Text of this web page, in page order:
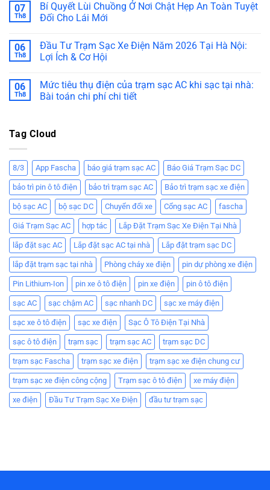
07
Th8
Bí Quyết Lùi Chuồng Ở Nơi Chật Hẹp An Toàn Tuyệt
Đối Cho Lái Mới
06
Th8
Đầu Tư Trạm Sạc Xe Điện Năm 2026 Tại Hà Nội:
Lợi Ích & Cơ Hội
06
Th8
Mức tiêu thụ điện của trạm sạc AC khi sạc tại nhà:
Bài toán chi phí chi tiết
Tag Cloud
8/3 App Fascha báo giá trạm sạc AC Báo Giá Trạm Sạc DC
bảo trì pin ô tô điện bảo trì trạm sạc AC Bảo trì trạm sạc xe điện
bộ sạc AC bộ sạc DC Chuyển đổi xe Cổng sạc AC fascha
Giá Trạm Sạc AC hợp tác Lắp Đặt Trạm Sạc Xe Điện Tại Nhà
lắp đặt sạc AC Lắp đặt sạc AC tại nhà Lắp đặt trạm sạc DC
lắp đặt trạm sạc tại nhà Phòng cháy xe điện pin dự phòng xe điện
Pin Lithium-Ion pin xe ô tô điện pin xe điện pin ô tô điện
sạc AC sạc chậm AC sạc nhanh DC sạc xe máy điện
sạc xe ô tô điện sạc xe điện Sạc Ô Tô Điện Tại Nhà
sạc ô tô điện trạm sạc trạm sạc AC trạm sạc DC
trạm sạc Fascha trạm sạc xe điện trạm sạc xe điện chung cư
trạm sạc xe điện công cộng Trạm sạc ô tô điện xe máy điện
xe điện Đầu Tư Trạm Sạc Xe Điện đầu tư trạm sạc